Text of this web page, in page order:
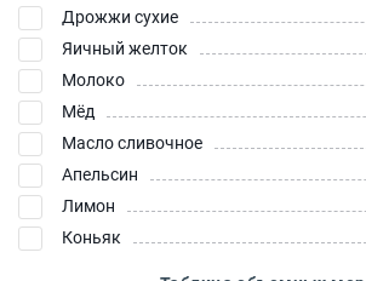
Дрожжи сухие
Яичный желток
Молоко
Мёд
Масло сливочное
Апельсин
Лимон
Коньяк